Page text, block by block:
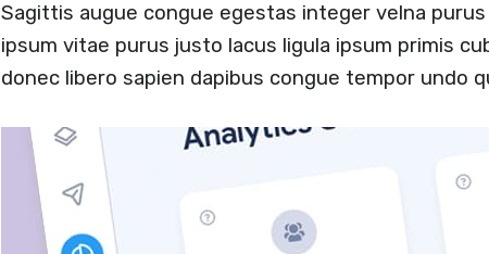
Sagittis augue congue egestas integer velna
ipsum vitae purus justo lacus ligula ipsum primis
donec libero sapien dapibus congue tempor undo